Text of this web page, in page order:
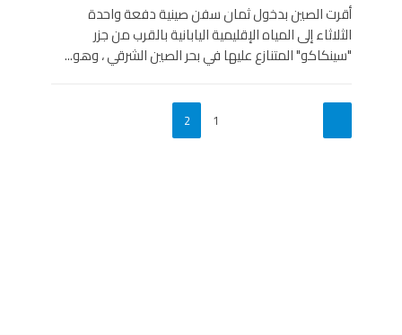
أقرت الصين بدخول ثمان سفن صينية دفعة واحدة
الثلاثاء إلى المياه الإقليمية اليابانية بالقرب من جزر
"سينكاكو" المتنازع عليها في بحر الصين الشرقي ، وهو...
1
2